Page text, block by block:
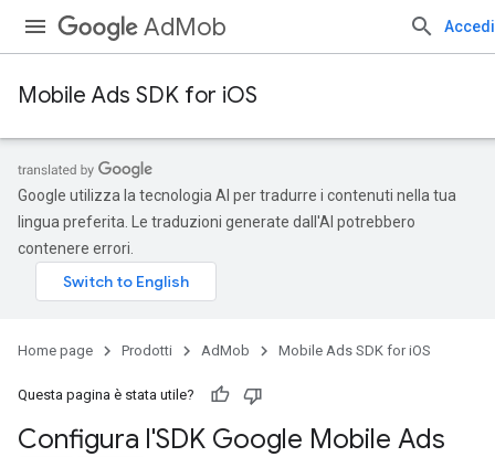
AdMob Accedi
Mobile Ads SDK for iOS
Google utilizza la tecnologia AI per tradurre i contenuti nella tua
lingua preferita. Le traduzioni generate dall'AI potrebbero
contenere errori.
Home page Prodotti AdMob Mobile Ads SDK for iOS
Questa pagina è stata utile?
Configura l'SDK Google Mobile Ads